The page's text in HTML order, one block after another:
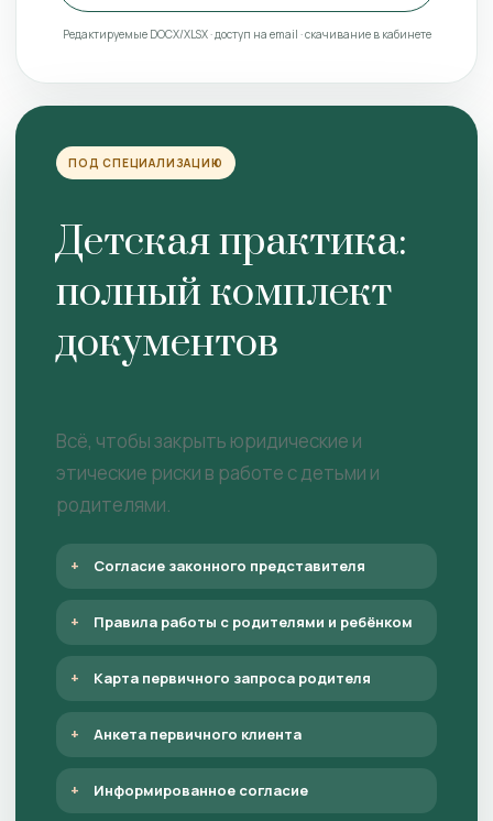
Редактируемые DOCX/XLSX · доступ на email · скачивание в кабинете
ПОД СПЕЦИАЛИЗАЦИЮ
Детская практика:
полный комплект
документов
Всё, чтобы закрыть юридические и
этические риски в работе с детьми и
родителями.
Согласие законного представителя
Правила работы с родителями и ребёнком
Карта первичного запроса родителя
Анкета первичного клиента
Информированное согласие